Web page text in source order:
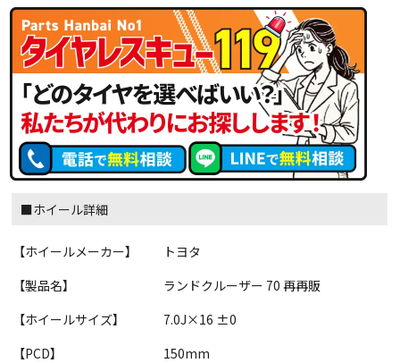
■ホイール詳細
【ホイールメーカー】
トヨタ
【製品名】
ランドクルーザー 70 再再販
【ホイールサイズ】
7.0J×16 ±0
【PCD】
150mm